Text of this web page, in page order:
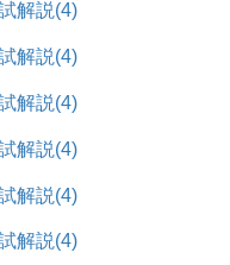
解説(4)
解説(4)
解説(4)
解説(4)
解説(4)
解説(4)